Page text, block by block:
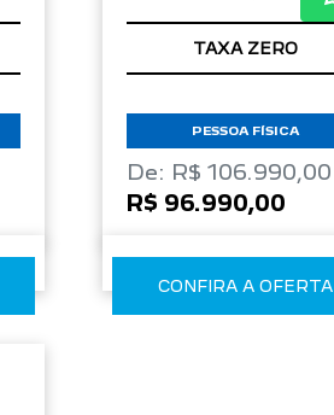
TAXA ZERO
PESSOA FÍSICA
De: R$ 106.990,00
R$ 96.990,00
CONFIRA A OFERTA